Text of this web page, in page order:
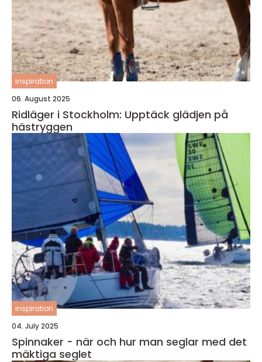
inspiration
06. August 2025
Ridläger i Stockholm: Upptäck glädjen på
hästryggen
inspiration
04. July 2025
Spinnaker - när och hur man seglar med det
mäktiga seglet